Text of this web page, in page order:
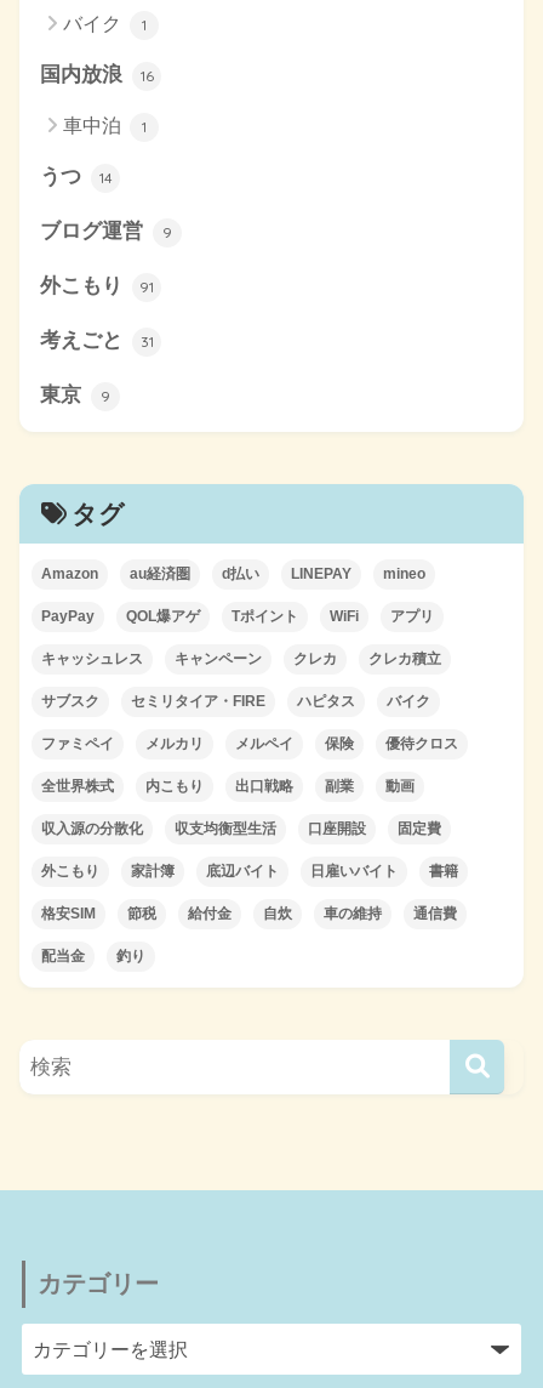
バイク 1
国内放浪 16
車中泊 1
うつ 14
ブログ運営 9
外こもり 91
考えごと 31
東京 9
タグ
Amazon au経済圏 d払い LINEPAY mineo
PayPay QOL爆アゲ Tポイント WiFi アプリ
キャッシュレス キャンペーン クレカ クレカ積立
サブスク セミリタイア・FIRE ハピタス バイク
ファミペイ メルカリ メルペイ 保険 優待クロス
全世界株式 内こもり 出口戦略 副業 動画
収入源の分散化 収支均衡型生活 口座開設 固定費
外こもり 家計簿 底辺バイト 日雇いバイト 書籍
格安SIM 節税 給付金 自炊 車の維持 通信費
配当金 釣り
カテゴリー